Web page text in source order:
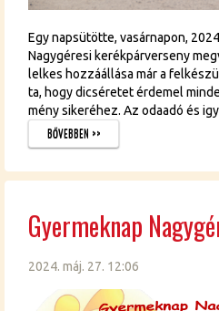
Egy nap­sü­töt­te, va­sár­na­pon,
Nagy­gé­re­si ke­rék­pár­ver­seny
lel­kes hoz­zá­ál­lá­sa már a
ta, hogy di­csé­re­tet ér­de­mel
mény si­ke­ré­hez. Az oda­adó és
BŐ­VEB­BEN >>
Gyer­mek­nap
2024. máj. 27. 12:06